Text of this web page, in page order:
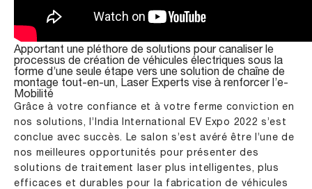
Apportant une pléthore de solutions pour canaliser le
processus de création de véhicules électriques sous la
forme d’une seule étape vers une solution de chaîne de
montage tout-en-un, Laser Experts vise à renforcer l’e-
Mobilité
Grâce à votre confiance et à votre ferme conviction en
nos solutions, l’India International EV Expo 2022 s’est
conclue avec succès. Le salon s’est avéré être l’une de
nos meilleures opportunités pour présenter des
solutions de traitement laser plus intelligentes, plus
efficaces et durables pour la fabrication de véhicules